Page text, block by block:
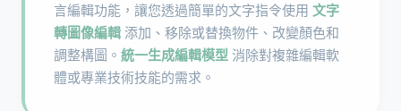
言編輯功能，讓您透過簡單的文字指令使用 文字
轉圖像編輯 添加、移除或替換物件、改變顏色和
調整構圖。 統一生成編輯模型 消除對複雜編輯軟
體或專業技術技能的需求。